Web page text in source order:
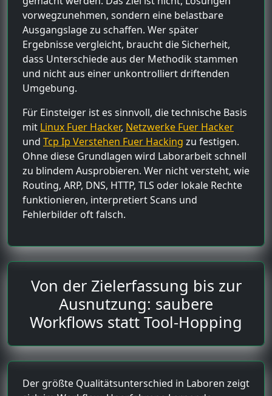
vorwegzunehmen, sondern eine belastbare
Ausgangslage zu schaffen. Wer später
Ergebnisse vergleicht, braucht die Sicherheit,
dass Unterschiede aus der Methodik stammen
und nicht aus einer unkontrolliert driftenden
Umgebung.
Für Einsteiger ist es sinnvoll, die technische Basis
mit Linux Fuer Hacker, Netzwerke Fuer Hacker
und Tcp Ip Verstehen Fuer Hacking zu festigen.
Ohne diese Grundlagen wird Laborarbeit schnell
zu blindem Ausprobieren. Wer nicht versteht, wie
Routing, ARP, DNS, HTTP, TLS oder lokale Rechte
funktionieren, interpretiert Scans und
Fehlerbilder oft falsch.
Von der Zielerfassung bis zur
Ausnutzung: saubere
Workflows statt Tool-Hopping
Der größte Qualitätsunterschied in Laboren zeigt